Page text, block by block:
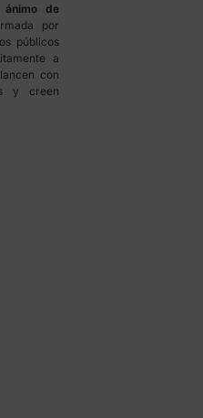
ánimo de
por
públicos
a
con
y creen